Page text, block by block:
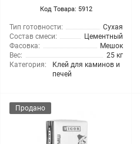
Код Товара: 5912
Тип готовности:
Сухая
Состав смеси:
Цементный
Фасовка:
Мешок
Вес:
25 кг
Категория:
Клей для каминов и
печей
Продано